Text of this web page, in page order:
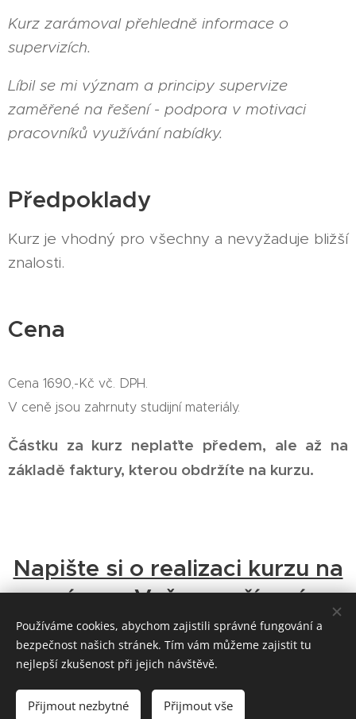
Kurz zarámoval přehledně informace o
supervizích.
Líbil se mi význam a principy supervize
zaměřené na řešení - podpora v motivaci
pracovníků využívání nabídky.
Předpoklady
Kurz je vhodný pro všechny a nevyžaduje bližší
znalosti.
Cena
Cena 1690,-Kč vč. DPH.
V ceně jsou zahrnuty studijní materiály.
Částku za kurz neplaťte předem, ale až na
základě faktury, kterou obdržíte na kurzu.
Napište si o realizaci kurzu na
míru ve Vašem zařízení.
JAK MŮŽEME SPOLUPRACOVAT?
Používáme cookies, abychom zajistili správné fungování a
bezpečnost našich stránek. Tím vám můžeme zajistit tu
nejlepší zkušenost při jejich návštěvě.
Přijmout nezbytné Přijmout vše